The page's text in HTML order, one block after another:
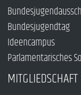
Bundesjugendtag
Ideencampus
Parlamentarisches